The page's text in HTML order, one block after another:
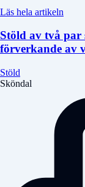
Läs hela artikeln
Stöld av två
förverkande av
Stöld
Sköndal